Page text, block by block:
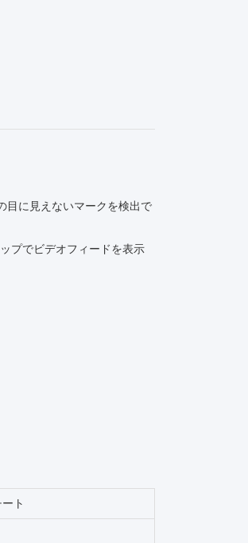
目に見えないマークを検出で
プでビデオフィードを表示
ト